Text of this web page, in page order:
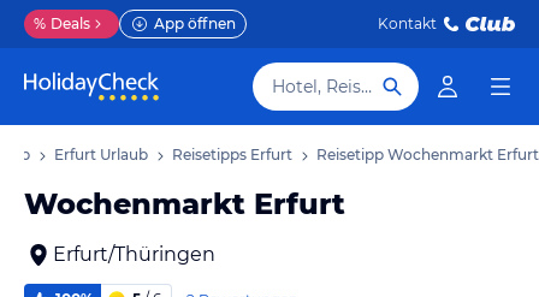
% Deals App öffnen Kontakt
Hotel, Reiseziel
Erfurt Urlaub Reisetipps Erfurt Reisetipp Wochenmarkt Erfurt
Wochenmarkt Erfurt
Erfurt/Thüringen